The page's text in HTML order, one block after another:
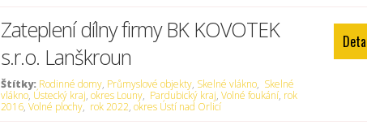
Zateplení dílny firmy BK KOVOTEK
s.r.o. Lanškroun
Štítky: Rodinné domy, Průmyslové objekty, Skelné vlákno, Skelné
vlákno, Ústecký kraj, okres Louny, Pardubický kraj, Volné foukání, rok
2016, Volné plochy, rok 2022, okres Ústí nad Orlicí